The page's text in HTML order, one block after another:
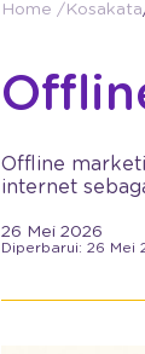
Home / Kosakata
Offline
internet
26 Mei 2026
Diperbarui: 26 Mei